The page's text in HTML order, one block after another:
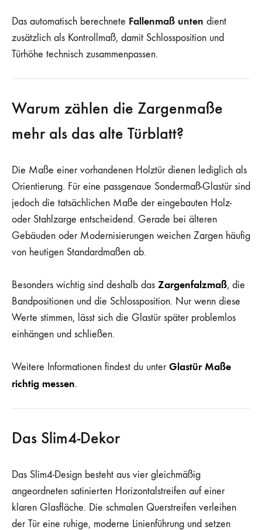
Das automatisch berechnete Fallenmaß unten dient
zusätzlich als Kontrollmaß, damit Schlossposition und
Türhöhe technisch zusammenpassen.
Warum zählen die Zargenmaße
mehr als das alte Türblatt?
Die Maße einer vorhandenen Holztür dienen lediglich als
Orientierung. Für eine passgenaue Sondermaß-Glastür sind
jedoch die tatsächlichen Maße der eingebauten Holz-
oder Stahlzarge entscheidend. Gerade bei älteren
Gebäuden oder Modernisierungen weichen Zargen häufig
von heutigen Standardmaßen ab.
Besonders wichtig sind deshalb das Zargenfalzmaß, die
Bandpositionen und die Schlossposition. Nur wenn diese
Werte stimmen, lässt sich die Glastür später problemlos
einhängen und schließen.
Weitere Informationen findest du unterGlastür Maße
richtig messen.
Das Slim4-Dekor
Das Slim4-Design besteht aus vier gleichmäßig
angeordneten satinierten Horizontalstreifen auf einer
klaren Glasfläche. Die schmalen Querstreifen verleihen
der Tür eine ruhige, moderne Linienführung und setzen